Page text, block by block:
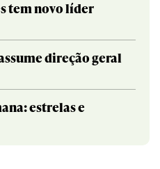
tem novo líder
direção geral
estrelas e